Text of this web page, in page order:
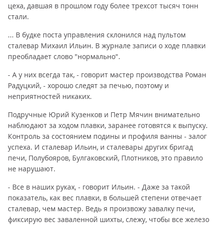
цеха, давшая в прошлом году более трехсот тысяч тонн
стали.
... В будке поста управления склонился над пультом
сталевар Михаил Ильин. В журнале записи о ходе плавки
преобладает слово "нормально".
- А у них всегда так, - говорит мастер производства Роман
Радуцкий, - хорошо следят за печью, поэтому и
неприятностей никаких.
Подручные Юрий Кузенков и Петр Мячин внимательно
наблюдают за ходом плавки, заранее готовятся к выпуску.
Контроль за состоянием подины и профиля ванны - залог
успеха. И сталевар Ильин, и сталевары других бригад
печи, Полубояров, Булгаковский, Плотников, это правило
не нарушают.
- Все в наших руках, - говорит Ильин. - Даже за такой
показатель, как вес плавки, в большей степени отвечает
сталевар, чем мастер. Ведь я произвожу завалку печи,
фиксирую вес заваленной шихты, слежу, чтобы все железо